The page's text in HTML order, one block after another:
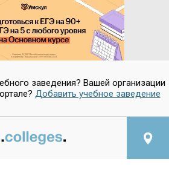
заведения? Вашей организации
Добавить учебное заведение